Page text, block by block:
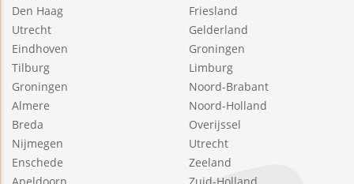
Den Haag
Utrecht
Eindhoven
Tilburg
Groningen
Almere
Breda
Nijmegen
Enschede
Friesland
Gelderland
Groningen
Limburg
Noord-Brabant
Noord-Holland
Overijssel
Utrecht
Zeeland